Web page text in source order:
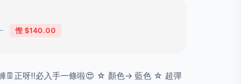
慳 $140.00
👖正呀‼️必入手一條啦😍 ☆ 顏色→ 藍色 ☆ 超彈